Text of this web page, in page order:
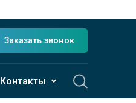
Заказать звонок
Контакты